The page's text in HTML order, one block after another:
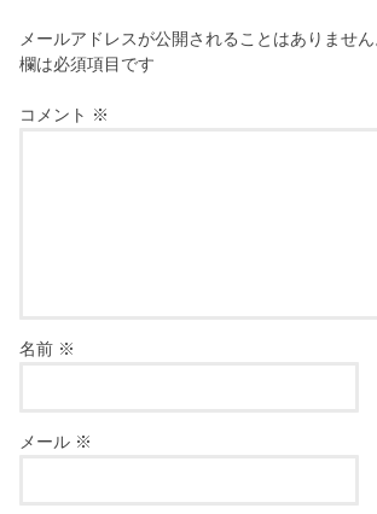
メールアドレスが公開されることはありません
欄は必須項目です
コメント ※
名前 ※
メール ※